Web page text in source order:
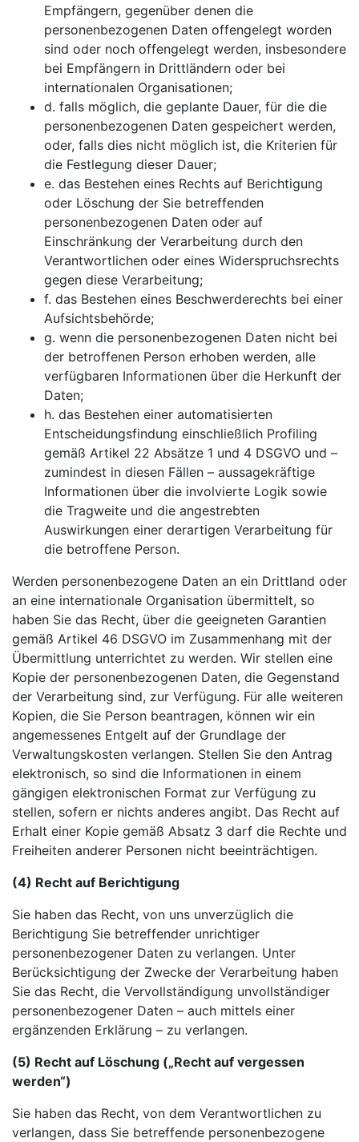
Empfängern, gegenüber denen die
personenbezogenen Daten offengelegt worden
sind oder noch offengelegt werden, insbesondere
bei Empfängern in Drittländern oder bei
internationalen Organisationen;
d. falls möglich, die geplante Dauer, für die die
personenbezogenen Daten gespeichert werden,
oder, falls dies nicht möglich ist, die Kriterien für
die Festlegung dieser Dauer;
e. das Bestehen eines Rechts auf Berichtigung
oder Löschung der Sie betreffenden
personenbezogenen Daten oder auf
Einschränkung der Verarbeitung durch den
Verantwortlichen oder eines Widerspruchsrechts
gegen diese Verarbeitung;
f. das Bestehen eines Beschwerderechts bei einer
Aufsichtsbehörde;
g. wenn die personenbezogenen Daten nicht bei
der betroffenen Person erhoben werden, alle
verfügbaren Informationen über die Herkunft der
Daten;
h. das Bestehen einer automatisierten
Entscheidungsfindung einschließlich Profiling
gemäß Artikel 22 Absätze 1 und 4 DSGVO und –
zumindest in diesen Fällen – aussagekräftige
Informationen über die involvierte Logik sowie
die Tragweite und die angestrebten
Auswirkungen einer derartigen Verarbeitung für
die betroffene Person.
Werden personenbezogene Daten an ein Drittland oder
an eine internationale Organisation übermittelt, so
haben Sie das Recht, über die geeigneten Garantien
gemäß Artikel 46 DSGVO im Zusammenhang mit der
Übermittlung unterrichtet zu werden. Wir stellen eine
Kopie der personenbezogenen Daten, die Gegenstand
der Verarbeitung sind, zur Verfügung. Für alle weiteren
Kopien, die Sie Person beantragen, können wir ein
angemessenes Entgelt auf der Grundlage der
Verwaltungskosten verlangen. Stellen Sie den Antrag
elektronisch, so sind die Informationen in einem
gängigen elektronischen Format zur Verfügung zu
stellen, sofern er nichts anderes angibt. Das Recht auf
Erhalt einer Kopie gemäß Absatz 3 darf die Rechte und
Freiheiten anderer Personen nicht beeinträchtigen.
(4) Recht auf Berichtigung
Sie haben das Recht, von uns unverzüglich die
Berichtigung Sie betreffender unrichtiger
personenbezogener Daten zu verlangen. Unter
Berücksichtigung der Zwecke der Verarbeitung haben
Sie das Recht, die Vervollständigung unvollständiger
personenbezogener Daten – auch mittels einer
ergänzenden Erklärung – zu verlangen.
(5) Recht auf Löschung („Recht auf vergessen
werden“)
Sie haben das Recht, von dem Verantwortlichen zu
verlangen, dass Sie betreffende personenbezogene